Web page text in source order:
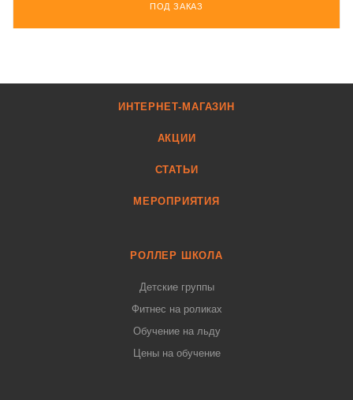
ПОД ЗАКАЗ
ИНТЕРНЕТ-МАГАЗИН
АКЦИИ
СТАТЬИ
МЕРОПРИЯТИЯ
РОЛЛЕР ШКОЛА
Детские группы
Фитнес на роликах
Обучение на льду
Цены на обучение